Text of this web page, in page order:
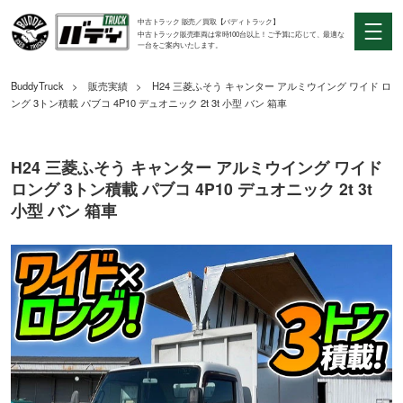
中古トラック 販売／買取【バディトラック】
中古トラック販売車両は常時100台以上！ご予算に応じて、最適な
一台をご案内いたします。
BuddyTruck 販売実績
H24 三菱ふそう キャンター アルミウイング ワイド ロ
ング 3トン積載 パブコ 4P10 デュオニック 2t 3t 小型 バン 箱車
H24 三菱ふそう キャンター アルミウイング ワイド
ロング 3トン積載 パブコ 4P10 デュオニック 2t 3t
小型 バン 箱車